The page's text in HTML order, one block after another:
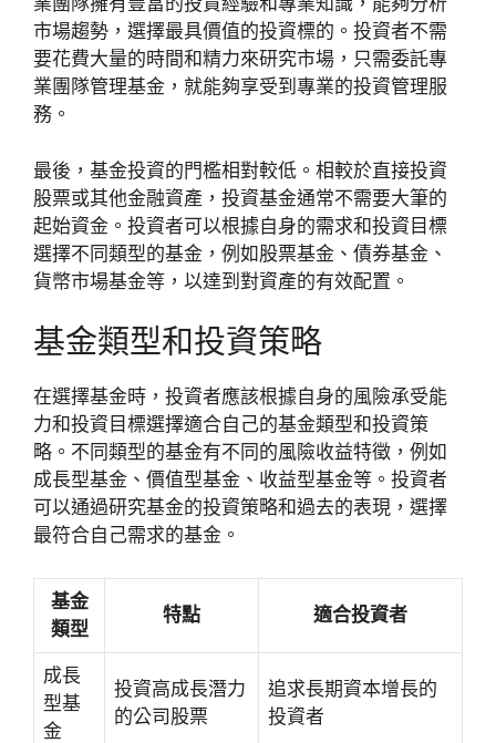
市場趨勢，選擇最具價值的投資標的。投資者不需
要花費大量的時間和精力來研究市場，只需委託專
業團隊管理基金，就能夠享受到專業的投資管理服
務。
最後，基金投資的門檻相對較低。相較於直接投資
股票或其他金融資產，投資基金通常不需要大筆的
起始資金。投資者可以根據自身的需求和投資目標
選擇不同類型的基金，例如股票基金、債券基金、
貨幣市場基金等，以達到對資產的有效配置。
基金類型和投資策略
在選擇基金時，投資者應該根據自身的風險承受能
力和投資目標選擇適合自己的基金類型和投資策
略。不同類型的基金有不同的風險收益特徵，例如
成長型基金、價值型基金、收益型基金等。投資者
可以通過研究基金的投資策略和過去的表現，選擇
最符合自己需求的基金。
基金
類型
特點 適合投資者
成長
型基
金
投資高成長潛力
的公司股票
追求長期資本增長的
投資者